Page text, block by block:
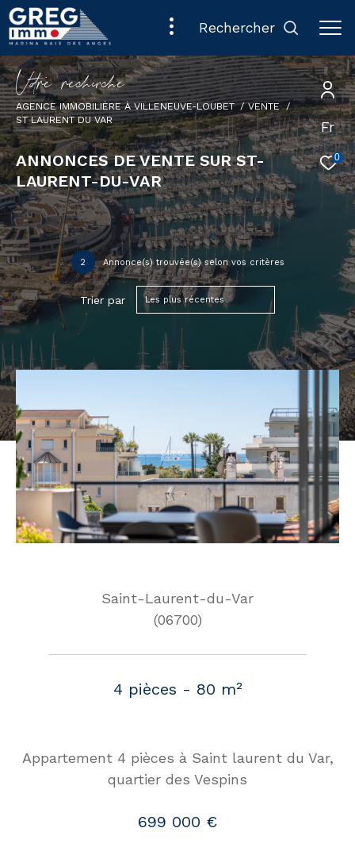
Fr
0
rechercher
Vore recece
AGENCE IMMOBILIÈRE À VILLENEUVE-LOUBET
VENTE
ST LAURENT DU VAR
ANNONCES DE VENTE SUR ST-
LAURENT-DU-VAR
2 Annonce(s) trouvée(s) selon vos critères
Trier par Les plus récentes
Saint-Laurent-du-Var
(06700)
4 pièces - 80 m²
Appartement 4 pièces à Saint laurent du Var,
quartier des Vespins
699 000 €